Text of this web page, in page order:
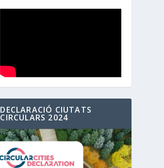
DECLARACIÓ CIUTATS
CIRCULARS 2024